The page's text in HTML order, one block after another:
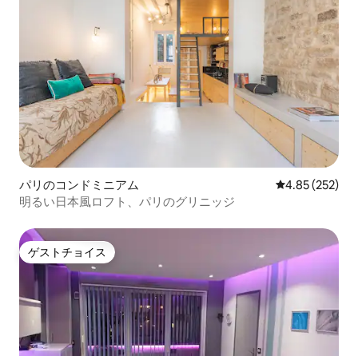
パリのコンドミニアム レビュー252
4.85 (252)
明るい日本風ロフト、パリのグリニッジ
ゲストチョイス
ゲストチョイス